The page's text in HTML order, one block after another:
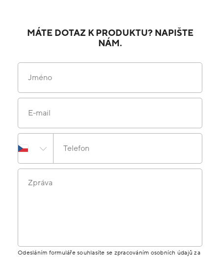
MÁTE DOTAZ K PRODUKTU? NAPIŠTE
NÁM.
Jméno
E-mail
Telefon
Zpráva
Odesláním formuláře souhlasíte se zpracováním osobních údajů za